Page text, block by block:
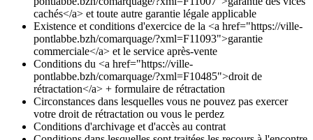
cachés</a> et toute autre garantie légale applicable
Existence et conditions d'exercice de la <a href="https://ville-
pontlabbe.bzh/comarquage/?xml=F11093">garantie
commerciale</a> et le service après-vente
Conditions du <a href="https://ville-
pontlabbe.bzh/comarquage/?xml=F10485">droit de
rétractation</a> + formulaire de rétractation
Circonstances dans lesquelles vous ne pouvez pas exercer
votre droit de rétractation ou vous le perdez
Conditions d'archivage et d'accès au contrat